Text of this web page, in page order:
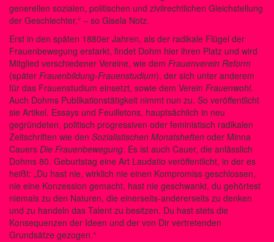
generellen sozialen, politischen und zivilrechtlichen Gleichstellung
der Geschlechter,“ – so Gisela Notz.
Erst in den späten 1880er Jahren, als der radikale Flügel der
Frauenbewegung erstarkt, findet Dohm hier ihren Platz und wird
Mitglied verschiedener Vereine, wie dem Frauenverein Reform
(später Frauenbildung-Frauenstudium), der sich unter anderem
für das Frauenstudium einsetzt, sowie dem Verein Frauenwohl.
Auch Dohms Publikationstätigkeit nimmt nun zu. So veröffentlicht
sie Artikel, Essays und Feuilletons, hauptsächlich in neu
gegründeten, politisch progressiven oder feministisch radikalen
Zeitschriften wie den Sozialistischen Monatsheften oder Minna
Cauers Die Frauenbewegung. Es ist auch Cauer, die anlässlich
Dohms 80. Geburtstag eine Art Laudatio veröffentlicht, in der es
heißt: „Du hast nie, wirklich nie einen Kompromiss geschlossen,
nie eine Konzession gemacht, hast nie geschwankt, du gehörtest
niemals zu den Naturen, die einerseits-andererseits zu denken
und zu handeln das Talent zu besitzen, Du hast stets die
Konsequenzen der Ideen und der von Dir vertretenden
Grundsätze gezogen.“